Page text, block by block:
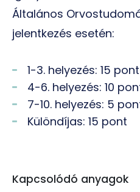
Általános
jelentkezés esetén:
1-3. helyezés: 15 pont
4-6. helyezés: 10
7-10. helyezés: 5
Különdíjas: 15 pont
Kapcsolódó anyagok